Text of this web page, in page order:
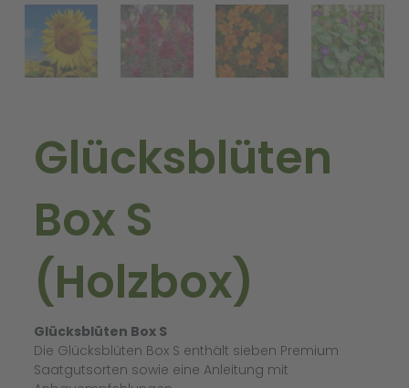
Glücksblüten
Box S
(Holzbox)
Glücksblüten Box S
Die Glücksblüten Box S enthält sieben Premium
Saatgutsorten sowie eine Anleitung mit